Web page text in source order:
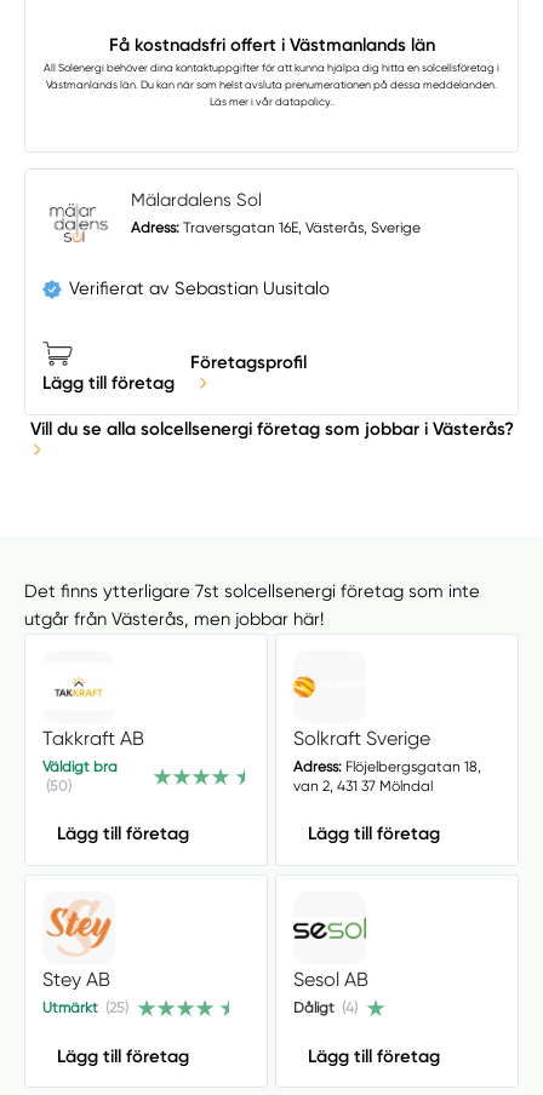
Få kostnadsfri offert i Västmanlands län
All Solenergi behöver dina kontaktuppgifter för att kunna hjälpa dig hitta en solcellsföretag i
Västmanlands län. Du kan när som helst avsluta prenumerationen på dessa meddelanden.
Läs mer i vår datapolicy..
Mälardalens Sol
Adress: Traversgatan 16E, Västerås, Sverige
Verifierat av Sebastian Uusitalo
Lägg till företag
Företagsprofil
Vill du se alla solcellsenergi företag som jobbar i Västerås?
Det finns ytterligare 7st solcellsenergi företag som inte
utgår från Västerås, men jobbar här!
Takkraft AB
Väldigt bra
(50)
Lägg till företag
Solkraft Sverige
Adress:Flöjelbergsgatan 18,
van 2, 431 37 Mölndal
Lägg till företag
Stey AB
Utmärkt (25)
Lägg till företag
Sesol AB
Dåligt (4)
Lägg till företag